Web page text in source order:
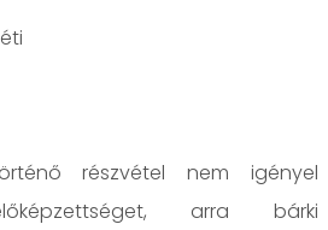
részvétel nem igényel
arra bárki